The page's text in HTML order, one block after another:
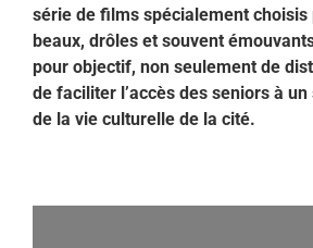
série de films spécialement choisis
beaux, drôles et souvent
pour objectif, non seulement de
de faciliter l’accès des seniors à
de la vie culturelle de la cité.